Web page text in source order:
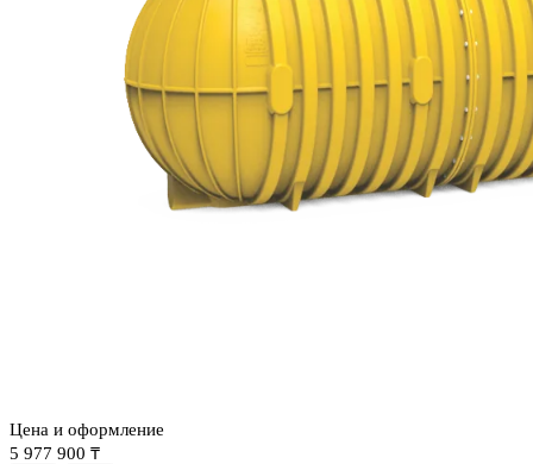
Цена и оформление
5 977 900 ₸